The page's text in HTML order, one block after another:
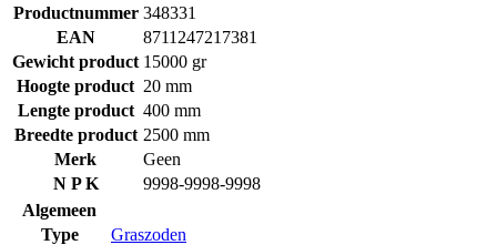
Productnummer 348331
EAN
8711247217381
Gewicht product 15000 gr
Hoogte product 20 mm
Lengte product 400 mm
Breedte product 2500 mm
Merk
Geen
N P K
9998-9998-9998
Algemeen
Type
Graszoden